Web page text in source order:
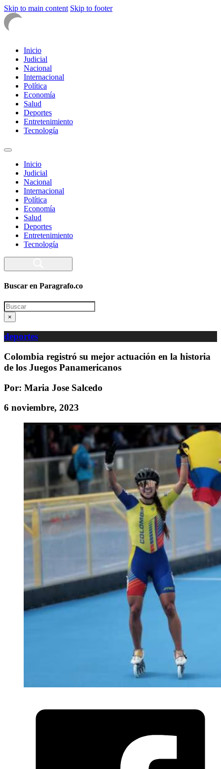
Skip to main content Skip to footer
Inicio
Judicial
Nacional
Internacional
Política
Economía
Salud
Deportes
Entretenimiento
Tecnología
Inicio
Judicial
Nacional
Internacional
Política
Economía
Salud
Deportes
Entretenimiento
Tecnología
Buscar en Paragrafo.co
Search
×
deportes
Colombia registró su mejor actuación en la historia
de los Juegos Panamericanos
Por: Maria Jose Salcedo
6 noviembre, 2023